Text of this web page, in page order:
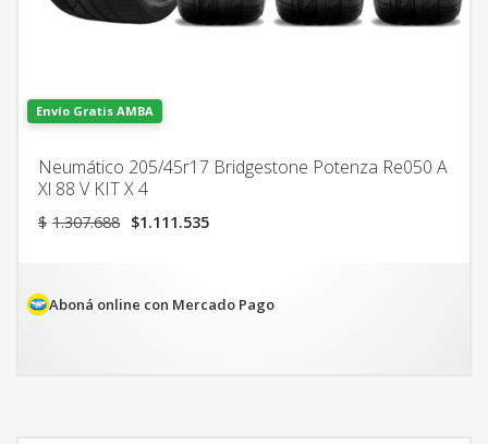
Envío Gratis AMBA
Neumático 205/45r17 Bridgestone Potenza Re050 A
Xl 88 V KIT X 4
$ 1.307.688 El
$1.307.688.
$1.111.535El
$1.111.535.
Aboná online con Mercado Pago